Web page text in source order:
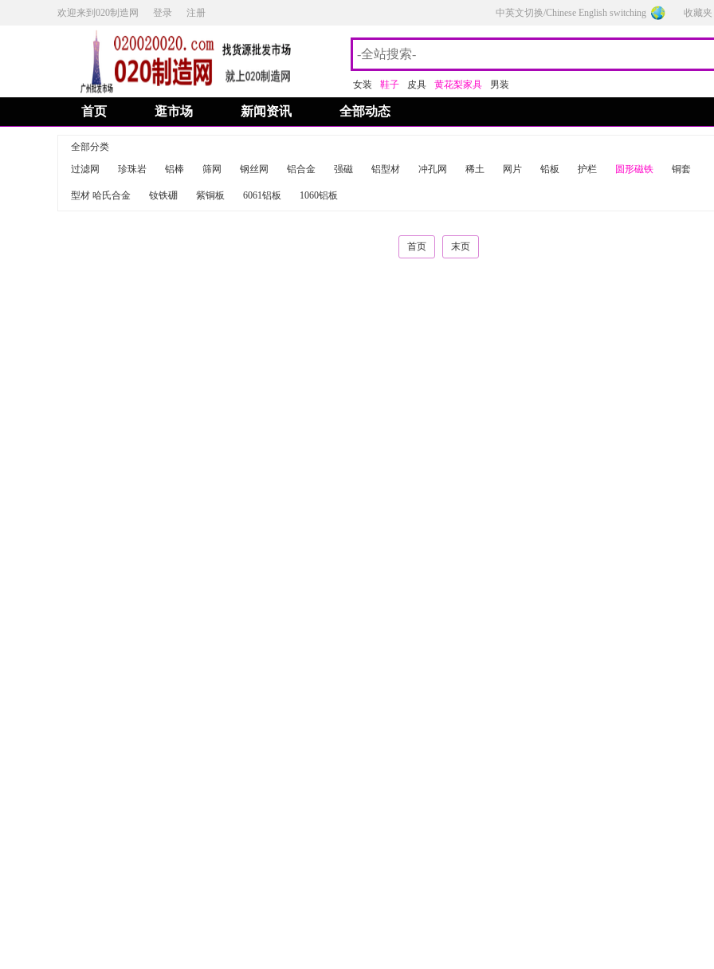
欢迎来到020制造网 登录 注册 中英文切换/Chinese English switching 收藏夹
女装 鞋子 皮具 黄花梨家具 男装
首页 逛市场 新闻资讯 全部动态
全部分类
过滤网
珍珠岩 铝棒 筛网 钢丝网 铝合金 强磁 铝型材 冲孔网 稀土 网片 铅板 护栏 圆形磁铁 铜套
型材 哈氏合金 钕铁硼 紫铜板 6061铝板 1060铝板
首页 末页